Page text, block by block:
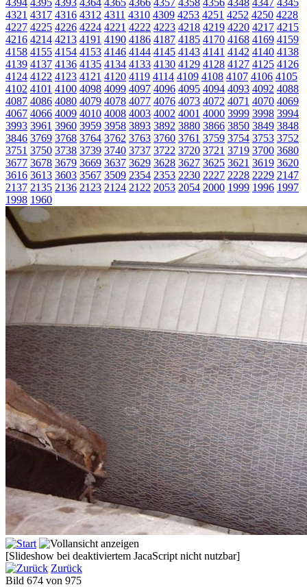
4394 4395 4393 4364 4365 4366 4357 4358 4356 4348 4347 4345
4321 4317 4316 4312 4311 4310 4309 4253 4251 4252 4250 4228
4227 4225 4226 4224 4221 4222 4223 4218 4219 4220 4217 4215
4216 4214 4213 4191 4190 4186 4187 4185 4170 4168 4169 4159
4158 4155 4154 4153 4146 4144 4145 4143 4141 4142 4140 4138
4139 4137 4136 4135 4134 4133 4130 4129 4128 4127 4125 4126
4124 4122 4123 4121 4120 4119 4114 4109 4108 4107 4106 4105
4102 4101 4100 4098 4099 4097 4096 4095 4094 4093 4092 4088
4087 4086 4080 4079 4078 4077 4076 4073 4072 4071 4070 4069
4067 4066 4009 4010 4008 4003 4002 4001 4000 3999 3998 3994
3993 3961 3960 3959 3958 3893 3892 3880 3866 3850 3849 3848
3846 3769 3768 3764 3762 3763 3760 3761 3759 3754 3753 3752
3751 3750 3738 3739 3740 3737 3722 3720 3721 3719 3700 3680
3677 3678 3679 3669 3637 3629 3628 3627 3625 3621 3619 3620
3616 3613 3603 3567 3509 2354 2353 2230 2227 2228 2229 2147
2137 2135 2136 2123 2124 2122 2053 2054 2000 1999 1996 1997
1998 1960
[Slideshow bei deaktiviertem JacaScript nicht nutzbar]
Zurück
Bild 674 von 975